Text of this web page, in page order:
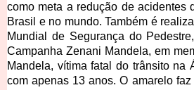
como meta a redução de acidentes
Brasil e no mundo. Também é
Mundial de Segurança do
Campanha Zenani Mandela, em
Mandela, vítima fatal do trânsito na
com apenas 13 anos. O amarelo faz